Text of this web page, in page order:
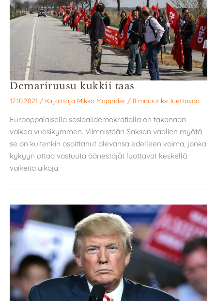
Demariruusu kukkii taas
12.10.2021 / Kirjoittaja Mikko Majander / 8 minuutiksi luettavaa
Eurooppalaisella sosiaalidemokratialla on takanaan
vaikea vuosikymmen. Viimeistään Saksan vaalien myötä
se on kuitenkin osoittanut olevansa edelleen voima, jonka
kykyyn ottaa vastuuta äänestäjät luottavat keskellä
vaikeita aikoja.